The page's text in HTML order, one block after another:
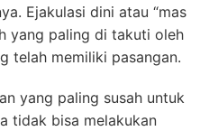
Ejakulasi dini atau “mas
yang paling di takuti oleh
telah memiliki pasangan.
yang paling susah untuk
tidak bisa melakukan